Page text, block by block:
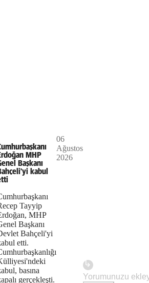
MHP
Başkanı
kabul
Tayyip
MHP
Başkanı
Bahçeli'yi
etti.
basına
gerçekleşti.
06
Ağustos
2026